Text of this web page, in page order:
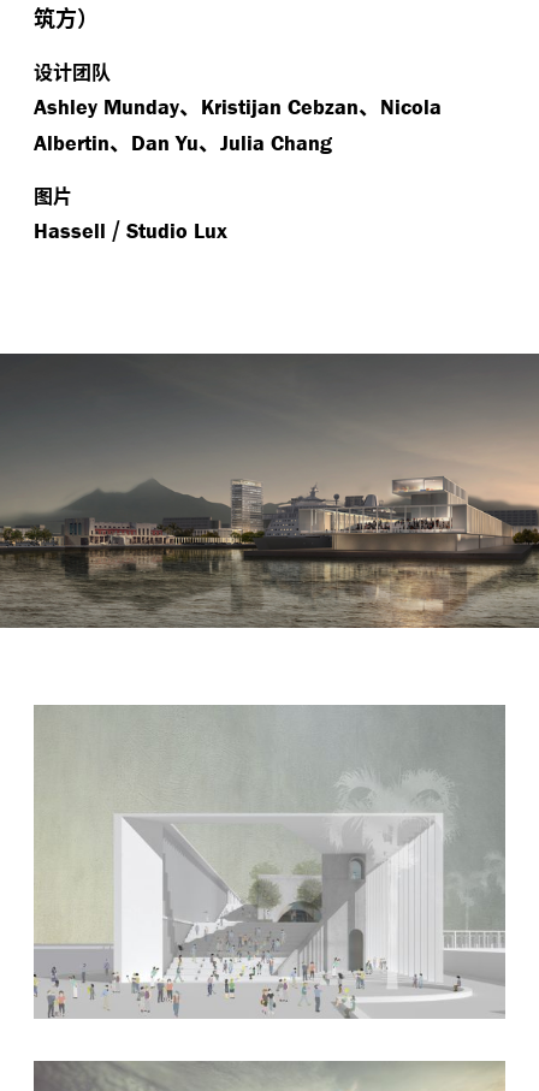
筑方）
设计团队
Ashley Munday、 Kristijan Cebzan、 Nicola
Albertin、 Dan Yu、 Julia Chang
图片
Hassell / Studio Lux